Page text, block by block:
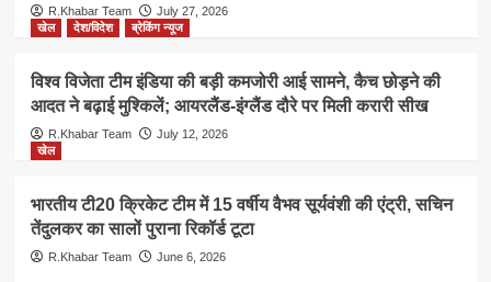
R.Khabar Team
July 27, 2026
खेल
देश/विदेश ब्रेकिंग न्यूज
विश्व विजेता टीम इंडिया की बड़ी कमजोरी आई सामने, कैच छोड़ने की
आदत ने बढ़ाई मुश्किलें; आयरलैंड-इंग्लैंड दौरे पर मिली करारी सीख
R.Khabar Team
July 12, 2026
खेल
भारतीय टी20 क्रिकेट टीम में 15 वर्षीय वैभव सूर्यवंशी की एंट्री, सचिन
तेंदुलकर का सालों पुराना रिकॉर्ड टूटा
R.Khabar Team June 6, 2026